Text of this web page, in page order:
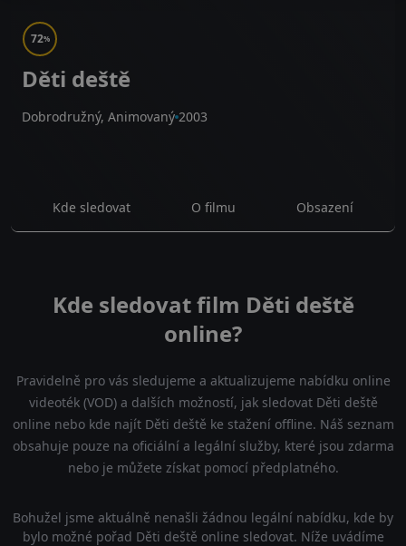
72%
Děti deště
Dobrodružný, Animovaný 2003
Kde sledovat O filmu Obsazení
Kde sledovat film Děti deště
online?
Pravidelně pro vás sledujeme a aktualizujeme nabídku online
videoték (VOD) a dalších možností, jak sledovat Děti deště
online nebo kde najít Děti deště ke stažení offline. Náš seznam
obsahuje pouze na oficiální a legální služby, které jsou zdarma
nebo je můžete získat pomocí předplatného.
Bohužel jsme aktuálně nenašli žádnou legální nabídku, kde by
bylo možné pořad Děti deště online sledovat. Níže uvádíme